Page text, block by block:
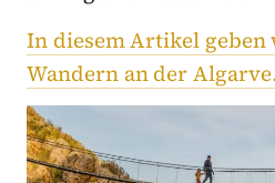
In diesem Artikel
Wandern an der